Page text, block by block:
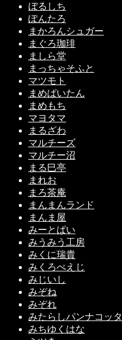
ぼるしち
ぽんたろ
まかろんシュガー
まぐろ珈琲
ましら堂
まっちゃそふと
マツモト
まめぱいたん
まめもち
マヨタマ
まるざわ
マルチーズ
マルチー沼
まる巳亭
まれお
まろ茶庵
まんまんランド
まんま屋
みーとぱい
みうみう工房
みくに瑞貴
みくろぺえじ
みじいし
みぞね
みぞれ
みたらしパンナコッタ
みちゆくはな